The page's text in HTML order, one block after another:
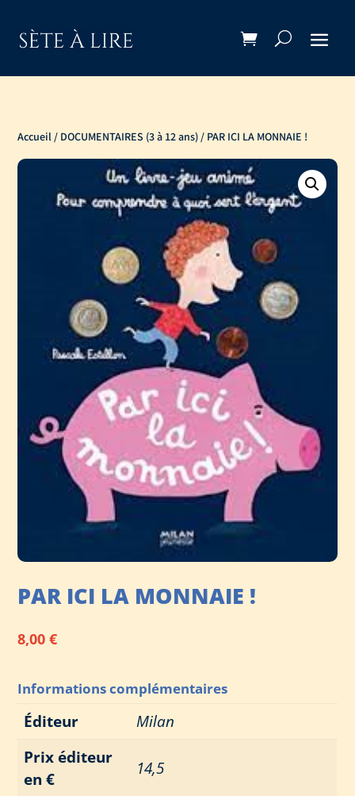
Accueil / DOCUMENTAIRES (3 à 12 ans) / PAR ICI LA MONNAIE !
PAR ICI LA MONNAIE !
8,00€
Informations complémentaires
Éditeur
Milan
Prix éditeur
en €
14,5